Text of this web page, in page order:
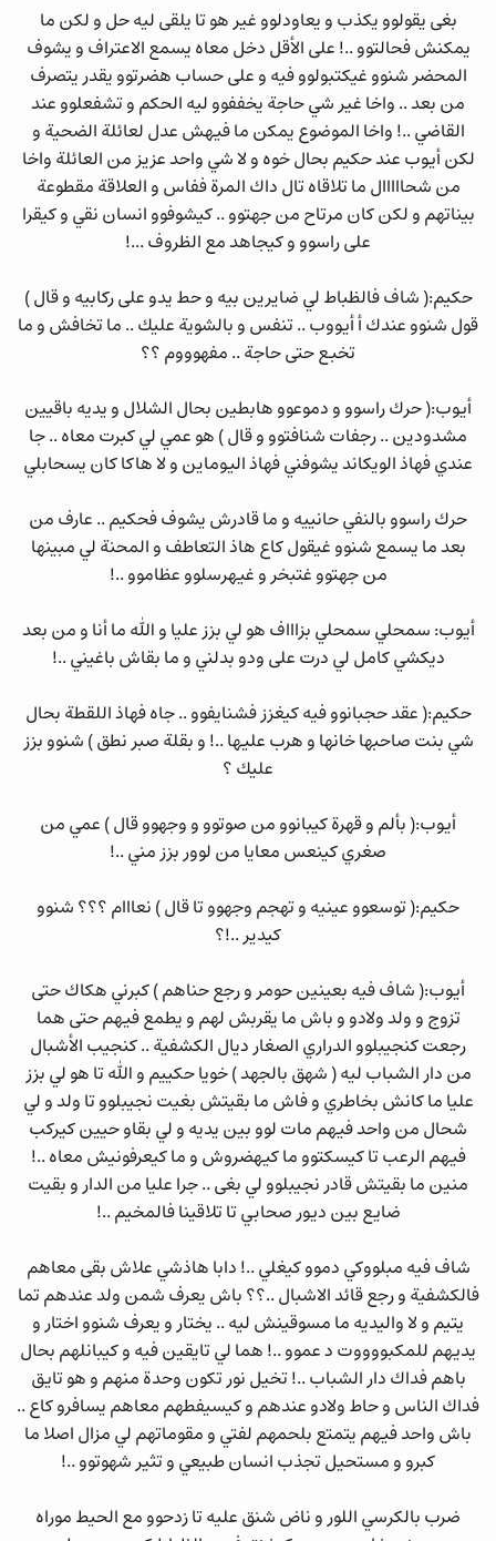
بغى يقولوو يكذب و يعاودلوو غير هو تا يلقى ليه حل و لكن ما
يمكنش فحالتوو ..! على الأقل دخل معاه يسمع الاعتراف و يشوف
المحضر شنوو غيكتبولوو فيه و على حساب هضرتوو يقدر يتصرف
من بعد .. واخا غير شي حاجة يخففوو ليه الحكم و تشفعلوو عند
القاضي ..! واخا الموضوع يمكن ما فيهش عدل لعائلة الضحية و
لكن أيوب عند حكيم بحال خوه و لا شي واحد عزيز من العائلة واخا
من شحااااال ما تلاقاه تال داك المرة ففاس و العلاقة مقطوعة
بيناتهم و لكن كان مرتاح من جهتوو .. كيشوفوو انسان نقي و كيقرا
على راسوو و كيجاهد مع الظروف ...!
حكيم:( شاف فالظباط لي ضايرين بيه و حط يدو على ركابيه و قال )
قول شنوو عندك أ أيووب .. تنفس و بالشوية عليك .. ما تخافش و ما
تخبع حتى حاجة .. مفهوووم ؟؟
أيوب:( حرك راسوو و دموعوو هابطين بحال الشلال و يديه باقيين
مشدودين .. رجفات شنافتوو و قال ) هو عمي لي كبرت معاه .. جا
عندي فهاذ الويكاند يشوفني فهاذ اليوماين و لا هاكا كان يسحابلي
حرك راسوو بالنفي حانييه و ما قادرش يشوف فحكيم .. عارف من
بعد ما يسمع شنوو غيقول كاع هاذ التعاطف و المحنة لي مبينها
من جهتوو غتبخر و غيهرسلوو عظاموو ..!
أيوب: سمحلي سمحلي بزاااف هو لي بزز عليا و الله ما أنا و من بعد
ديكشي كامل لي درت على ودو بدلني و ما بقاش باغيني ..!
حكيم:( عقد حجبانوو فيه كيغزز فشنايفوو .. جاه فهاذ اللقطة بحال
شي بنت صاحبها خانها و هرب عليها ..! و بقلة صبر نطق ) شنوو بزز
عليك ؟
أيوب:( بألم و قهرة كيبانوو من صوتوو و وجهوو قال ) عمي من
صغري كينعس معايا من لوور بزز مني ..!
حكيم:( توسعوو عينيه و تهجم وجهوو تا قال ) نعااام ؟؟؟ شنوو
كيدير ..!؟
أيوب:( شاف فيه بعينين حومر و رجع حناهم ) كبرني هكاك حتى
تزوج و ولد ولادو و باش ما يقربش لهم و يطمع فيهم حتى هما
رجعت كنجيبلوو الدراري الصغار ديال الكشفية .. كنجيب الأشبال
من دار الشباب ليه ( شهق بالجهد ) خويا حكييم و الله تا هو لي بزز
عليا ما كانش بخاطري و فاش ما بقيتش بغيت نجيبلوو تا ولد و لي
شحال من واحد فيهم مات لوو بين يديه و لي بقاو حيين كيركب
فيهم الرعب تا كيسكتوو ما كيهضروش و ما كيعرفونيش معاه ..!
منين ما بقيتش قادر نجيبلوو لي بغى .. جرا عليا من الدار و بقيت
ضايع بين ديور صحابي تا تلاقينا فالمخيم ..!
شاف فيه مبلووكي دموو كيغلي ..! دابا هاذشي علاش بقى معاهم
فالكشفية و رجع قائد الاشبال ..؟؟ باش يعرف شمن ولد عندهم تما
يتيم و لا واليديه ما مسوقينش ليه .. يختار و يعرف شنوو اختار و
يديهم للمكبووووت د عموو ..! هما لي تايقين فيه و كيبانلهم بحال
باهم فداك دار الشباب ..! تخيل نور تكون وحدة منهم و هو تايق
فداك الناس و حاط ولادو عندهم و كيسيفطهم معاهم يسافرو كاع ..
باش واحد فيهم يتمتع بلحمهم لفتي و مقوماتهم لي مزال اصلا ما
كبرو و مستحيل تجذب انسان طبيعي و تثير شهوتوو ..!
ضرب بالكرسي اللور و ناض شنق عليه تا زدحوو مع الحيط موراه